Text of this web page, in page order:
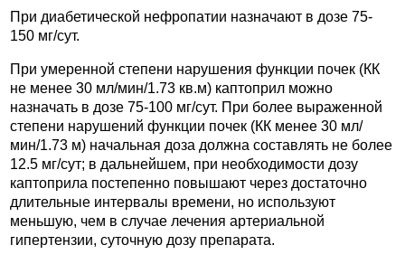
При диабетической нефропатии назначают в дозе 75-
150 мг/сут.
При умеренной степени нарушения функции почек (КК
не менее 30 мл/мин/1.73 кв.м) каптоприл можно
назначать в дозе 75-100 мг/сут. При более выраженной
степени нарушений функции почек (КК менее 30 мл/
мин/1.73 м) начальная доза должна составлять не более
12.5 мг/сут; в дальнейшем, при необходимости дозу
каптоприла постепенно повышают через достаточно
длительные интервалы времени, но используют
меньшую, чем в случае лечения артериальной
гипертензии, суточную дозу препарата.